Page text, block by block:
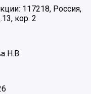
117218, Россия,
кор. 2
Н.В.